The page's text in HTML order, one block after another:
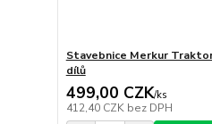
Stavebnice Merkur
dílů
499,00 CZK/ks
412,40 CZK bez DPH